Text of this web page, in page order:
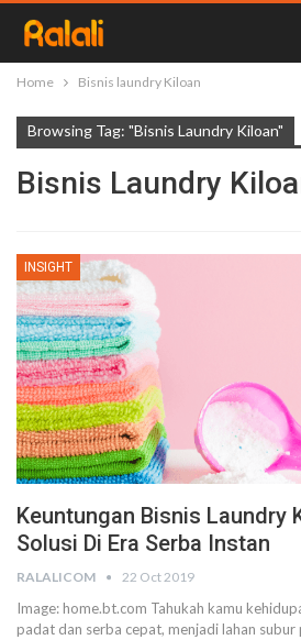
Home Bisnis laundry Kiloan
Browsing Tag: "Bisnis Laundry Kiloan"
Bisnis Laundry
INSIGHT
Keuntungan Bisnis Laundry
Solusi Di Era Serba Instan
RALALICOM 22 Oct 2019
Image: home.bt.com Tahukah kamu
padat dan serba cepat, menjadi lahan